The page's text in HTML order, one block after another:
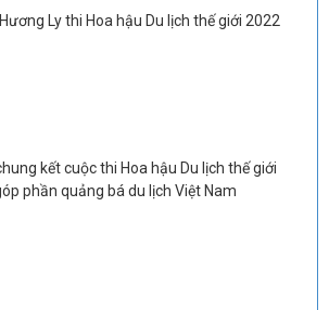
Ly thi Hoa hậu Du lịch thế giới 2022
kết cuộc thi Hoa hậu Du lịch thế giới
phần quảng bá du lịch Việt Nam